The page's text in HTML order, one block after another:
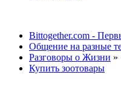
Bittogether.com -
Общение на разные
Разговоры о Жизни »
Купить зоотовары